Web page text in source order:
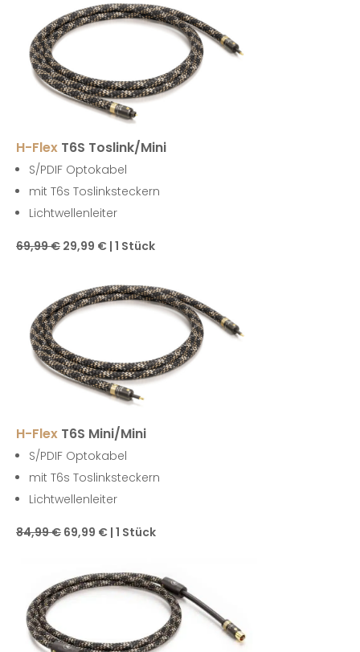
H-Flex T6S Toslink/Mini
S/PDIF Optokabel
mit T6s Toslinksteckern
Lichtwellenleiter
69,99 € 29,99 € | 1 Stück
H-Flex T6S Mini/Mini
S/PDIF Optokabel
mit T6s Toslinksteckern
Lichtwellenleiter
84,99 € 69,99 € | 1 Stück